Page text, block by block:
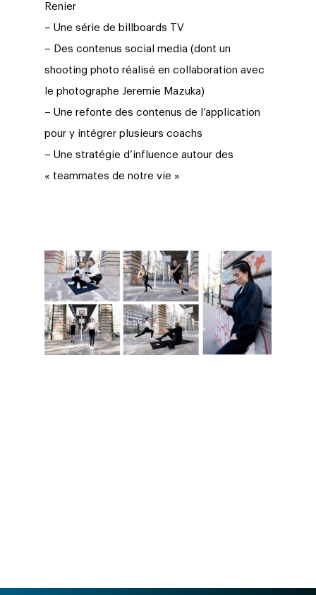
Renier
– Une série de billboards TV
– Des contenus social media (dont un
shooting photo réalisé en collaboration avec
le photographe Jeremie Mazuka)
– Une refonte des contenus de l’application
pour y intégrer plusieurs coachs
– Une stratégie d’influence autour des
« teammates de notre vie »